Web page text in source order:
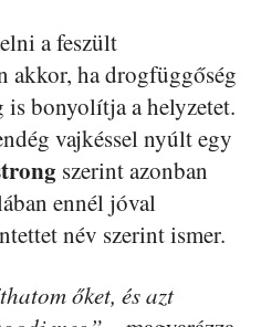
a feszült
akkor, ha drogfüggőség
is bonyolítja a helyzetet.
vajkéssel nyúlt egy
szerint azonban
ennél jóval
név szerint ismer.
őket, és azt